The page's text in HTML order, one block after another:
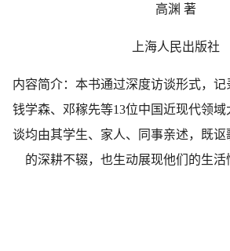
高渊 著
上海人民出版社
内容简介：本书通过深度访谈形式，记
钱学森、邓稼先等13位中国近现代领
谈均由其学生、家人、同事亲述，既
的深耕不辍，也生动展现他们的生活